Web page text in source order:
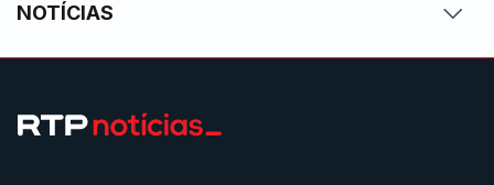
NOTÍCIAS